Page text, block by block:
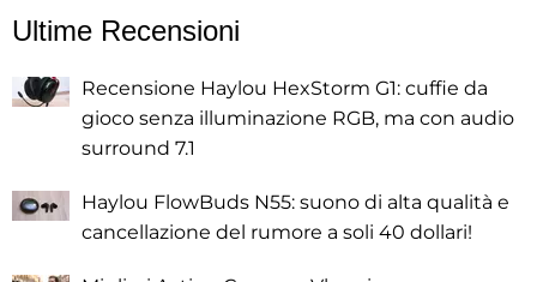
Ultime Recensioni
Recensione Haylou HexStorm G1: cuffie da
gioco senza illuminazione RGB, ma con audio
surround 7.1
Haylou FlowBuds N55: suono di alta qualità e
cancellazione del rumore a soli 40 dollari!